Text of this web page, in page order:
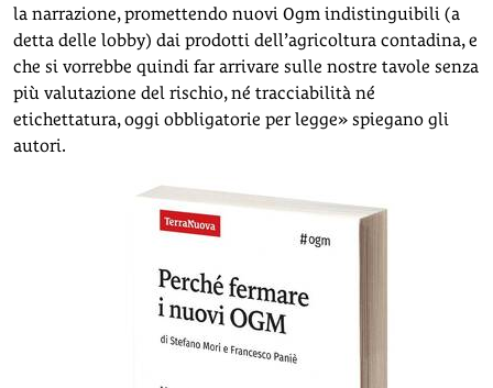
la narrazione, promettendo nuovi Ogm indistinguibili (a
detta delle lobby) dai prodotti dell’agricoltura contadina, e
che si vorrebbe quindi far arrivare sulle nostre tavole senza
più valutazione del rischio, né tracciabilità né
etichettatura, oggi obbligatorie per legge» spiegano gli
autori.